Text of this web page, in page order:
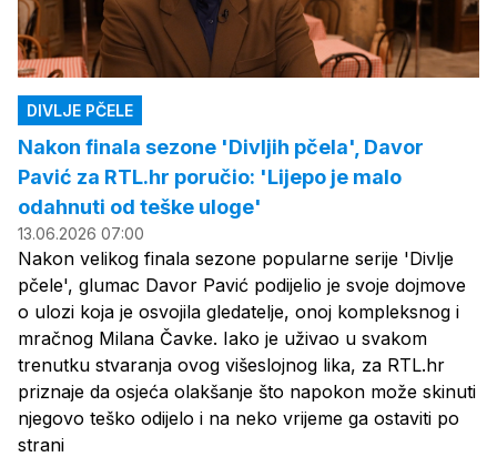
DIVLJE PČELE
Nakon finala sezone 'Divljih pčela', Davor
Pavić za RTL.hr poručio: 'Lijepo je malo
odahnuti od teške uloge'
13.06.2026 07:00
Nakon velikog finala sezone popularne serije 'Divlje
pčele', glumac Davor Pavić podijelio je svoje dojmove
o ulozi koja je osvojila gledatelje, onoj kompleksnog i
mračnog Milana Čavke. Iako je uživao u svakom
trenutku stvaranja ovog višeslojnog lika, za RTL.hr
priznaje da osjeća olakšanje što napokon može skinuti
njegovo teško odijelo i na neko vrijeme ga ostaviti po
strani